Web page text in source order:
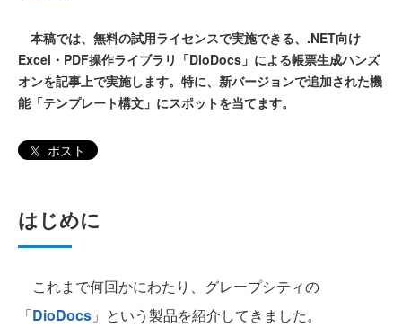
本稿では、無料の試用ライセンスで実施できる、.NET向け
Excel・PDF操作ライブラリ「DioDocs」による帳票生成ハンズ
オンを記事上で実施します。特に、新バージョンで追加された機
能「テンプレート構文」にスポットを当てます。
ポスト
はじめに
これまで何回かにわたり、グレープシティの
「DioDocs 」という製品を紹介してきました。